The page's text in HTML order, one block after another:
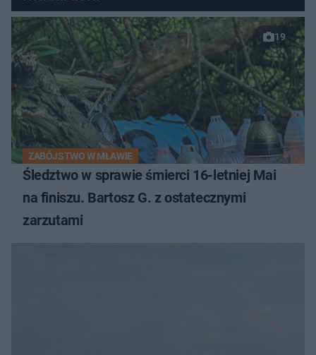
19
ZABÓJSTWO W MŁAWIE
Śledztwo w sprawie śmierci 16-letniej Mai
na finiszu. Bartosz G. z ostatecznymi
zarzutami